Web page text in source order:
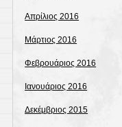
Απρίλιος 2016
Μάρτιος 2016
Φεβρουάριος 2016
Ιανουάριος 2016
Δεκέμβριος 2015